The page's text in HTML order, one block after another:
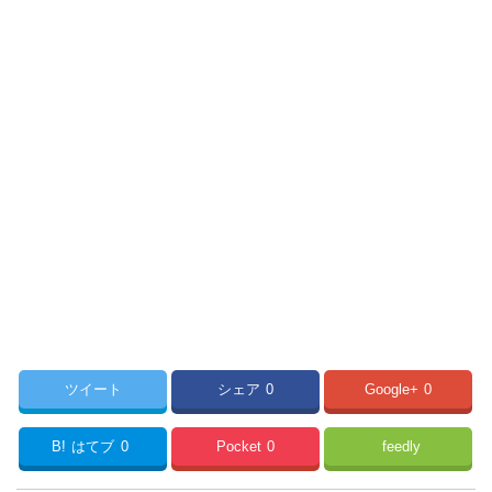
ツイート シェア 0 Google+ 0
B! はてブ 0 Pocket 0 feedly